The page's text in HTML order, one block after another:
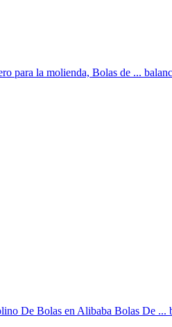
la molienda, Bolas de ...
De Bolas en Alibaba Bolas De ...